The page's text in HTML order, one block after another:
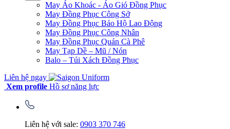
May Áo Khoác - Áo Gió Đồng Phục
May Đồng Phục Công Sở
May Đồng Phục Bảo Hộ Lao Động
May Đồng Phục Công Nhân
May Đồng Phục Quán Cà Phê
May Tạp Dề – Mũ / Nón
Balo – Túi Xách Đồng Phục
Liên hệ ngay
Xem profile Hồ sơ năng lực
Liên hệ với sale: 0903 370 746